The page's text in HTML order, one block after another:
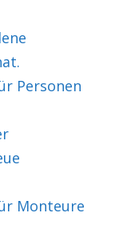
Personen
Monteure